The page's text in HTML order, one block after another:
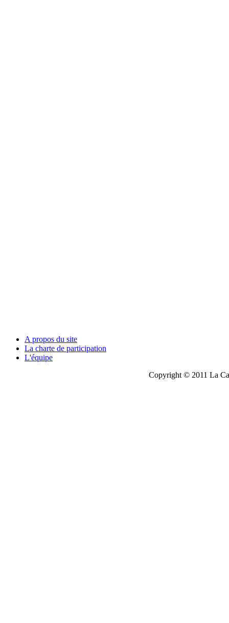
A propos du site
La charte de participation
L'équipe
Copyright © 2011 La